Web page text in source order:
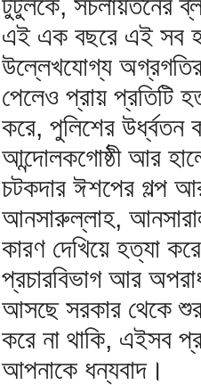
এই এক বছরে এই সব
উল্লেখযোগ্য
পেলেও প্রায় প্রতিটি
করে, পুলিশের উর্ধ্বতন
আন্দোলকগোষ্ঠী আর
চটকদার ঈশপের গল্প
আনসারুল্লাহ,
কারণ দেখিয়ে হত্যা
প্রচারবিভাগ আর
আসছে সরকার থেকে
করে না থাকি, এইসব
আপনাকে ধন্যবাদ।